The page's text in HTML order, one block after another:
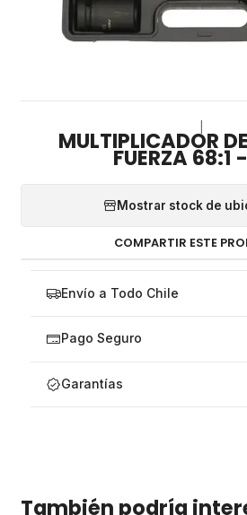
MULTIPLICADOR
FUERZA 68:1
Mostrar stock de
COMPARTIR ESTE
Envío a Todo Chile
Pago Seguro
Garantías
También podría